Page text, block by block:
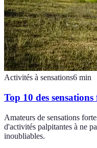
Activités à sensations6 min
Top 10 des
Amateurs de sensations
d'activités palpitantes à ne
inoubliables.